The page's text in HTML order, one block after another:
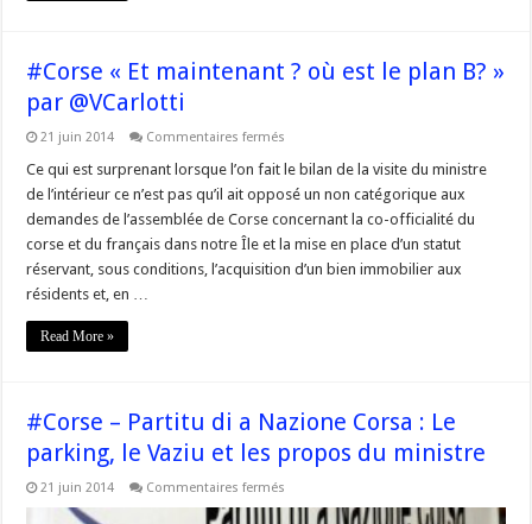
#Corse « Et maintenant ? où est le plan B? »
par @VCarlotti
21 juin 2014 Commentaires fermés
« Et
?
où
est
le
plan
B? »
Ce qui est surprenant lorsque l’on fait le bilan de la visite du ministre
de l’intérieur ce n’est pas qu’il ait opposé un non catégorique aux
demandes de l’assemblée de Corse concernant la co-officialité du
corse et du français dans notre Île et la mise en place d’un statut
réservant, sous conditions, l’acquisition d’un bien immobilier aux
résidents et, en …
Read More »
#Corse – Partitu di a Nazione Corsa : Le
parking, le Vaziu et les propos du ministre
21 juin 2014 Commentaires fermés